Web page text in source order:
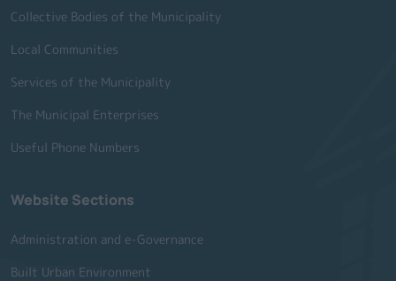
Collective Bodies of the Municipality
Local Communities
Services of the Municipality
The Municipal Enterprises
Useful Phone Numbers
Website Sections
Administration and e-Governance
Built Urban Environment